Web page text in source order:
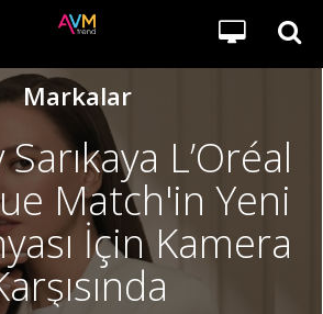
Markalar
L’Oréal
Match'in Yeni
İçin Kamera